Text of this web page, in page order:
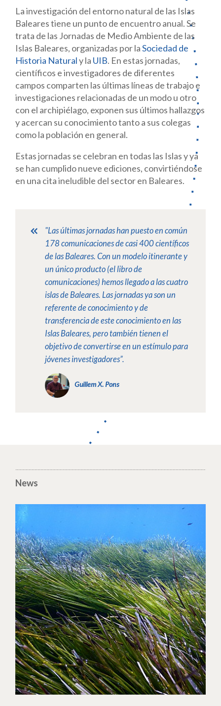
La investigación del entorno natural de las Islas
Baleares tiene un punto de encuentro anual. Se
trata de las Jornadas de Medio Ambiente de las
Islas Baleares, organizadas por laSociedad de
Historia Naturaly la UIB. En estas jornadas,
científicos e investigadores de diferentes
campos comparten las últimas líneas de trabajo e
investigaciones relacionadas de un modo u otro
con el archipiélago, exponen sus últimos hallazgos
y acercan su conocimiento tanto a sus colegas
como la población en general.
Estas jornadas se celebran en todas las Islas y ya
se han cumplido nueve ediciones, convirtiéndose
en una cita ineludible del sector en Baleares.
"Las últimas jornadas han puesto en común
178 comunicaciones de casi 400 científicos
de las Baleares. Con un modelo itinerante y
un único producto (el libro de
comunicaciones) hemos llegado a las cuatro
islas de Baleares. Las jornadas ya son un
referente de conocimiento y de
transferencia de este conocimiento en las
Islas Baleares, pero también tienen el
objetivo de convertirse en un estímulo para
jóvenes investigadores”.
Guillem X. Pons
News